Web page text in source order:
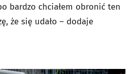
bardzo chciałem obronić ten
że się udało – dodaje